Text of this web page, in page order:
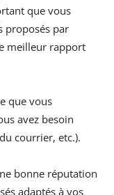
que vous
proposés par
meilleur rapport
que vous
avez besoin
courrier, etc.).
bonne réputation
adaptés à vos